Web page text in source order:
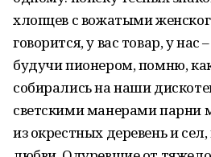
хлопцев с вожатыми
говорится, у вас товар, у нас
будучи пионером, помню,
собирались на наши
светскими манерами парни
из окрестных деревень и